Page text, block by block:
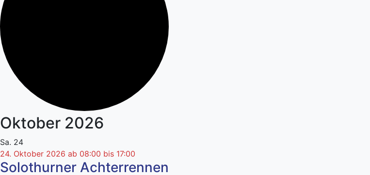
Oktober 2026
Sa. 24
24. Oktober 2026 ab 08:00 bis 17:00
Solothurner Achterrennen